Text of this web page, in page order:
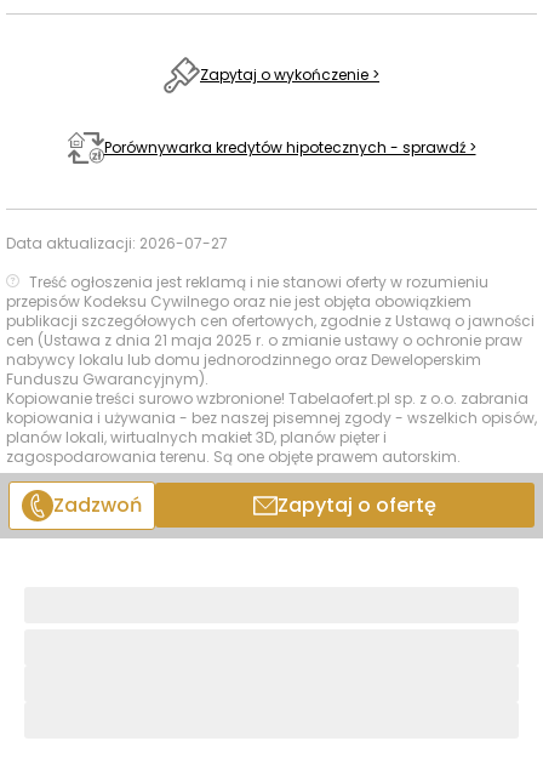
Zapytaj o wykończenie >
Porównywarka kredytów hipotecznych - sprawdź >
Data aktualizacji: 2026-07-27
Treść ogłoszenia jest reklamą i nie stanowi oferty w rozumieniu
przepisów Kodeksu Cywilnego oraz nie jest objęta obowiązkiem
publikacji szczegółowych cen ofertowych, zgodnie z Ustawą o jawności
cen (Ustawa z dnia 21 maja 2025 r. o zmianie ustawy o ochronie praw
nabywcy lokalu lub domu jednorodzinnego oraz Deweloperskim
Funduszu Gwarancyjnym).
Kopiowanie treści surowo wzbronione! Tabelaofert.pl sp. z o.o. zabrania
kopiowania i używania - bez naszej pisemnej zgody - wszelkich opisów,
planów lokali, wirtualnych makiet 3D, planów pięter i
zagospodarowania terenu. Są one objęte prawem autorskim.
Zadzwoń Zapytaj o ofertę